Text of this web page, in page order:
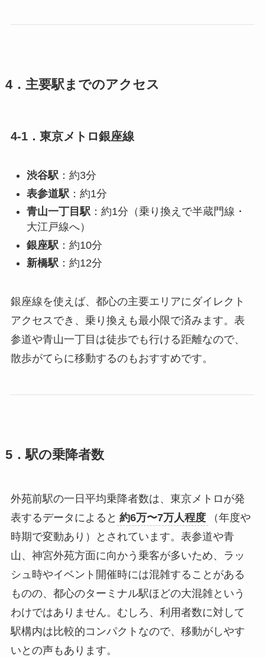
4．主要駅までのアクセス
4-1．東京メトロ銀座線
渋谷駅：約3分
表参道駅 ：約1分
青山一丁目駅：約1分（乗り換えで半蔵門線・
大江戸線へ）
銀座駅 ：約10分
新橋駅：約12分
銀座線を使えば、都心の主要エリアにダイレクト
アクセスでき、乗り換えも最小限で済みます。表
参道や青山一丁目は徒歩でも行ける距離なので、
散歩がてらに移動するのもおすすめです。
5．駅の乗降者数
外苑前駅の一日平均乗降者数は、東京メトロが発
表するデータによると 約6万〜7万人程度
（年度や
時期で変動あり）とされています。表参道や青
山、神宮外苑方面に向かう乗客が多いため、ラッ
シュ時やイベント開催時には混雑することがある
ものの、都心のターミナル駅ほどの大混雑という
わけではありません。むしろ、利用者数に対して
駅構内は比較的コンパクトなので、移動がしやす
いとの声もあります。